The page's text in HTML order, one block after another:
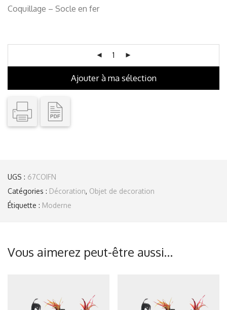
Coquillage – Socle en fer
Ajouter à ma sélection
UGS : 67COIFN
Catégories : Décoration, Objet de decoration
Étiquette : Moderne
Vous aimerez peut-être aussi…